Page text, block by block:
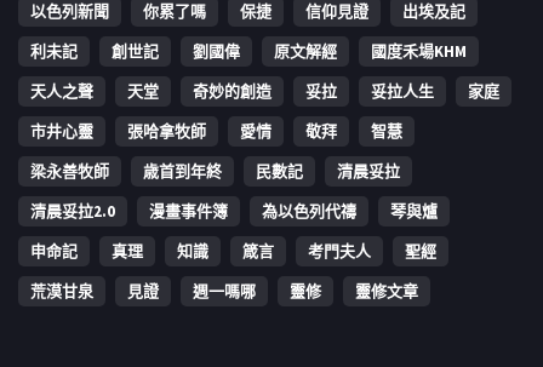
以色列新聞
你累了嗎 保捷 信仰見證
出埃及記
利未記
創世記 劉國偉 原文解經
國度禾場KHM
天人之聲
天堂 奇妙的創造 妥拉 妥拉人生
家庭
市井心靈
張哈拿牧師 愛情 敬拜
智慧
梁永善牧師
歳首到年終 民數記
清晨妥拉
清晨妥拉2.0
漫畫事件簿 為以色列代禱
琴與爐
申命記
真理 知識 箴言 考門夫人
聖經
荒漠甘泉
見證 週一嗎哪 靈修 靈修文章